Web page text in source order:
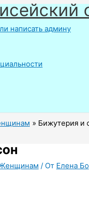
написать админу
Бижутерия и
/ От Елена